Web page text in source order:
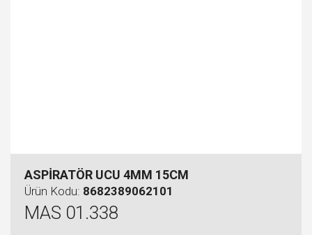
ASPİRATÖR UCU 4MM 15CM
Ürün Kodu: 8682389062101
MAS 01.338